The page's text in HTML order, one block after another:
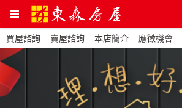
買屋諮詢 賣屋諮詢 本店簡介 應徵機會